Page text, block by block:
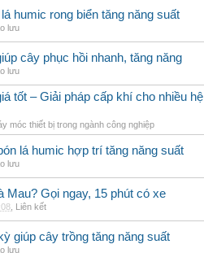
humic rong biển tăng năng suất
lưu
cây phục hồi nhanh, tăng năng
lưu
tốt – Giải pháp cấp khí cho nhiều hệ
móc thiết bị trong ngành công nghiệp
lá humic hợp trí tăng năng suất
lưu
Mau? Gọi ngay, 15 phút có xe
Liên kết
giúp cây trồng tăng năng suất
lưu